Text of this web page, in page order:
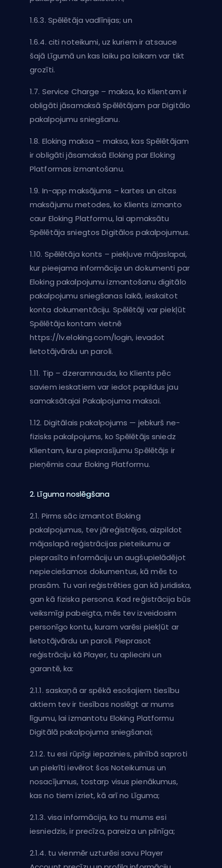
1.6.3. Spēlētāja vadlīnijas; un
1.6.4. citi noteikumi, uz kuriem ir atsauce
šajā Līgumā un kas laiku pa laikam var tikt
grozīti.
1.7. Service Charge – maksa, ko Klientam ir
obligāti jāsamaksā Spēlētājam par Digitālo
pakalpojumu sniegšanu.
1.8. Eloking maksa – maksa, kas Spēlētājam
ir obligāti jāsamaksā Eloking par Eloking
Platformas izmantošanu.
1.9. In-app maksājums – kartes un citas
maksājumu metodes, ko Klients izmanto
caur Eloking Platformu, lai apmaksātu
Spēlētāja sniegtos Digitālos pakalpojumus.
1.10. Spēlētāja konts – piekļuve mājaslapai,
kur pieejama informācija un dokumenti par
Eloking pakalpojumu izmantošanu digitālo
pakalpojumu sniegšanas laikā, ieskaitot
konta dokumentāciju. Spēlētāji var piekļūt
Spēlētāja kontam vietnē
https://lv.eloking.com/login, ievadot
lietotājvārdu un paroli.
1.11. Tip – dzeramnauda, ko Klients pēc
saviem ieskatiem var iedot papildus jau
samaksātajai Pakalpojuma maksai.
1.12. Digitālais pakalpojums — jebkurš ne-
fizisks pakalpojums, ko Spēlētājs sniedz
Klientam, kura pieprasījumu Spēlētājs ir
pieņēmis caur Eloking Platformu.
2. Līguma noslēgšana
2.1. Pirms sāc izmantot Eloking
pakalpojumus, tev jāreģistrējas, aizpildot
mājaslapā reģistrācijas pieteikumu ar
pieprasīto informāciju un augšupielādējot
nepieciešamos dokumentus, kā mēs to
prasām. Tu vari reģistrēties gan kā juridiska,
gan kā fiziska persona. Kad reģistrācija būs
veiksmīgi pabeigta, mēs tev izveidosim
personīgo kontu, kuram varēsi piekļūt ar
lietotājvārdu un paroli. Pieprasot
reģistrāciju kā Player, tu apliecini un
garantē, ka:
2.1.1. saskaņā ar spēkā esošajiem tiesību
aktiem tev ir tiesības noslēgt ar mums
līgumu, lai izmantotu Eloking Platformu
Digitālā pakalpojuma sniegšanai;
2.1.2. tu esi rūpīgi iepazinies, pilnībā saproti
un piekrīti ievērot šos Noteikumus un
nosacījumus, tostarp visus pienākumus,
kas no tiem izriet, kā arī no Līguma;
2.1.3. visa informācija, ko tu mums esi
iesniedzis, ir precīza, pareiza un pilnīga;
2.1.4. tu vienmēr uzturēsi savu Player